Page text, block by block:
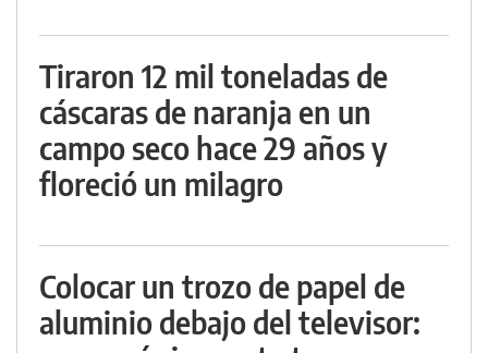
Tiraron 12 mil toneladas de
cáscaras de naranja en un
campo seco hace 29 años y
floreció un milagro
Colocar un trozo de papel de
aluminio debajo del televisor: